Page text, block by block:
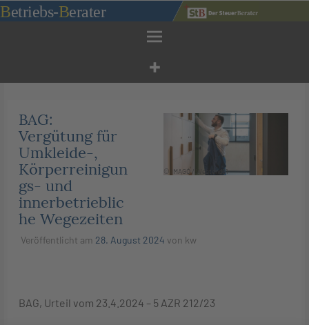
Zum
Inhalt
Betriebs-Berater
© IMAGO / Westend61
BAG:
Vergütung für
Umkleide-,
Körperreinigun
gs- und
innerbetrieblic
he Wegezeiten
Veröffentlicht am 28. August 2024 von kw
BAG, Urteil vom 23.4.2024 – 5 AZR 212/23